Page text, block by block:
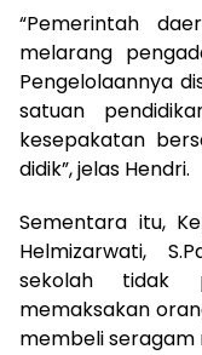
“Pemerintah
melarang
Pengelolaannya
satuan
kesepakatan
didik”, jelas Hendri.
Sementara itu,
Helmizarwati,
sekolah tidak
memaksakan
membeli seragam